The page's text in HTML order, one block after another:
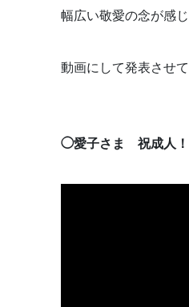
幅広い敬愛の念が感じ
動画にして発表させ
◯愛子さま 祝成人！